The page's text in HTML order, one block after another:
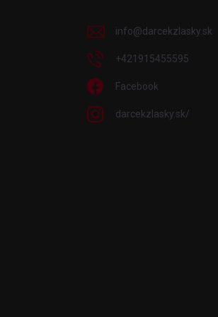
info@darcekzlasky.sk
+421915455595
Facebook
darcekzlasky.sk/